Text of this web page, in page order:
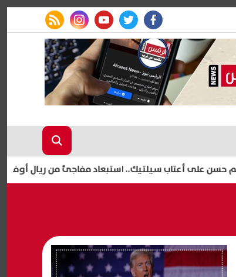
facebook
twitter
youtube
instagram
rss feed
سيلتيك.. استبعاد مفاجئ من ريال أوفييدو يمهد